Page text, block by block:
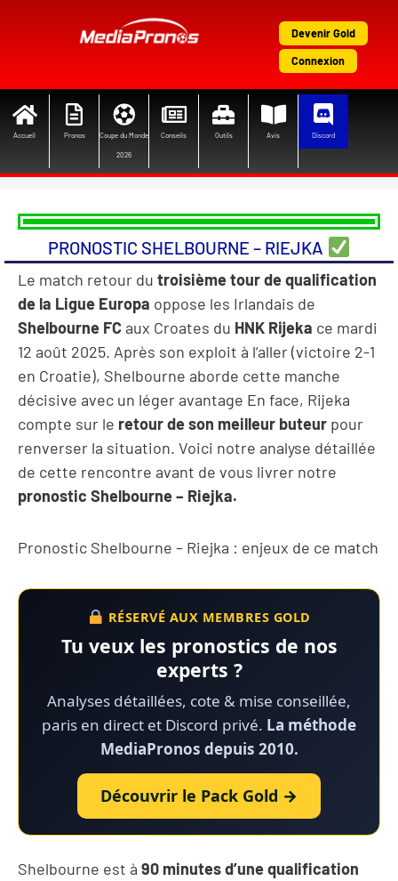
Devenir Gold
Connexion
Accueil Pronos Coupe du Monde
2026
Conseils Outils Avis Discord
PRONOSTIC SHELBOURNE – RIEJKA
Le match retour du troisième tour de qualification
de la Ligue Europa oppose les Irlandais de
Shelbourne FC aux Croates du HNK Rijeka ce mardi
12 août 2025. Après son exploit à l’aller (victoire 2-1
en Croatie), Shelbourne aborde cette manche
décisive avec un léger avantage En face, Rijeka
compte sur le retour de son meilleur buteur pour
renverser la situation. Voici notre analyse détaillée
de cette rencontre avant de vous livrer notre
pronostic Shelbourne – Riejka.
Pronostic Shelbourne – Riejka : enjeux de ce match
RÉSERVÉ AUX MEMBRES GOLD
Tu veux les pronostics de nos
experts ?
Analyses détaillées, cote & mise conseillée,
paris en direct et Discord privé. La méthode
MediaPronos depuis 2010.
Découvrir le Pack Gold →
Shelbourne est à 90 minutes d’une qualification